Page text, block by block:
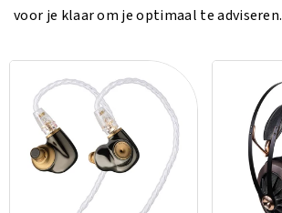
voor je klaar om je optimaal te adviseren.